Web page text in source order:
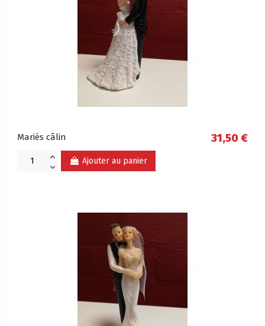
Mariés câlin 31,50 €
Ajouter au panier